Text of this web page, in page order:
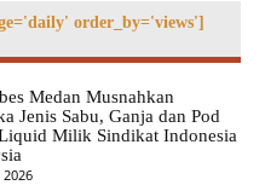
order_by='views']
Medan Musnahkan
Jenis Sabu, Ganja dan Pod
Milik Sindikat Indonesia